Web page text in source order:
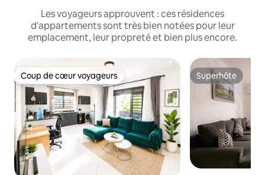
Les voyageurs approuvent : ces résidences
d'appartements sont très bien notées pour leur
emplacement, leur propreté et bien plus encore.
Coup de cœur voyageurs
Coup de cœur voyageurs Superhôte
Superhôte